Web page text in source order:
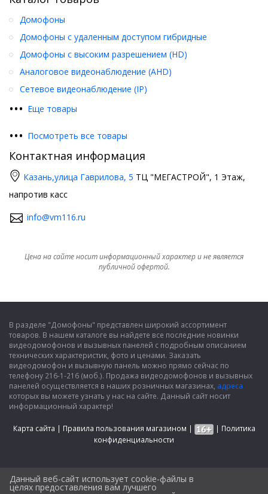
••• Еще товары
Домофоны
Домофоны с удаленным доступом гибридные
Домофоны с высоким разрешением (HD)
Аналоговое видеонаблюдение (AHD)
Сетевое видеонаблюдение (IP)
••• Посмотреть все товары
Контактная информация
Казань,улица Гаврилова, 5 ТЦ "МЕГАСТРОЙ", 1 Этаж,
напротив касс
info@vm116.ru
Цена на сайте носит информационный характер и не является
публичной офертой.
В разделе "Домофоны" представлен широкий ассортимент
товаров. В нашем каталоге вы найдете все последние новинки
видеодомофонов и вызывных панелей с подробным описанием
технических характеристик, фото и ценами. Заказать
видеодомофон и вызывную панель можно прямо сейчас по
телефону 216-1-216 (моб.). Продажа видеодомофонов и вызывных
панелей осуществляется в наших розничных магазинах, адреса
которых вы можете узнать у нас на сайте. Данный сайт носит
информационный характер!
Карта сайта | Правила пользования магазином | | Политика
конфиденциальности
Данный веб-сайт использует cookie-файлы в
целях предоставления вам лучшего